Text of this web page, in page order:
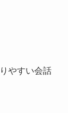
やすい会話